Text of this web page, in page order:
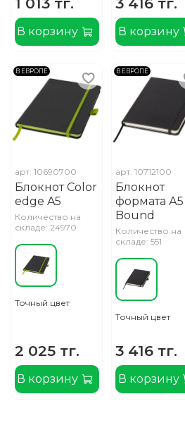
В корзину В корзину
В ЕВРОПЕ
арт. 10690700
Блокнот Color
edge A5
Количество на
складе: 24970
Точный цвет
2 025 тг.
В корзину
В ЕВРОПЕ
арт.10712100
Блокнот
формата А5
Bound
Количество на
складе: 551
Точный цвет
3 416 тг.
В корзину